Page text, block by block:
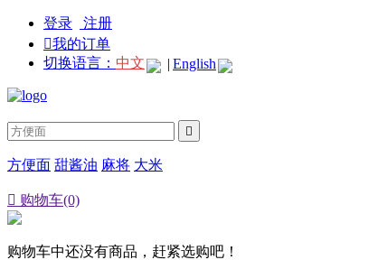
登录
注册
我的订单
切换语言： 中文 | English

方便面 甜酱油 麻将 大米
 购物车(0)
购物车中还没有商品，赶紧选购吧！